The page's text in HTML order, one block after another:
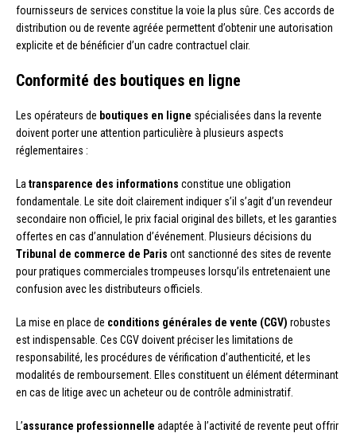
fournisseurs de services constitue la voie la plus sûre. Ces accords de
distribution ou de revente agréée permettent d’obtenir une autorisation
explicite et de bénéficier d’un cadre contractuel clair.
Conformité des boutiques en ligne
Les opérateurs de boutiques en ligne spécialisées dans la revente
doivent porter une attention particulière à plusieurs aspects
réglementaires :
La transparence des informations constitue une obligation
fondamentale. Le site doit clairement indiquer s’il s’agit d’un revendeur
secondaire non officiel, le prix facial original des billets, et les garanties
offertes en cas d’annulation d’événement. Plusieurs décisions du
Tribunal de commerce de Paris ont sanctionné des sites de revente
pour pratiques commerciales trompeuses lorsqu’ils entretenaient une
confusion avec les distributeurs officiels.
La mise en place de conditions générales de vente (CGV) robustes
est indispensable. Ces CGV doivent préciser les limitations de
responsabilité, les procédures de vérification d’authenticité, et les
modalités de remboursement. Elles constituent un élément déterminant
en cas de litige avec un acheteur ou de contrôle administratif.
L’assurance professionnelle adaptée à l’activité de revente peut offrir